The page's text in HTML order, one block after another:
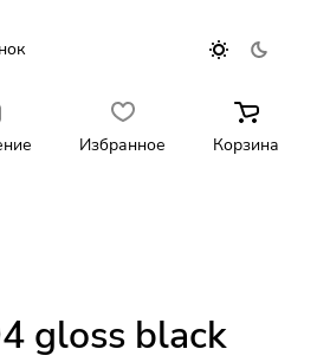
Избранное Корзина
gloss black